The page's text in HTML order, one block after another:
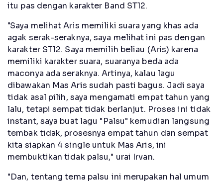
itu pas dengan karakter Band ST12.
"Saya melihat Aris memiliki suara yang khas ada
agak serak-seraknya, saya melihat ini pas dengan
karakter ST12. Saya memilih beliau (Aris) karena
memiliki karakter suara, suaranya beda ada
maconya ada seraknya. Artinya, kalau lagu
dibawakan Mas Aris sudah pasti bagus. Jadi saya
tidak asal pilih, saya mengamati empat tahun yang
lalu, tetapi sempat tidak berlanjut. Proses ini tidak
instant, saya buat lagu "Palsu" kemudian langsung
tembak tidak, prosesnya empat tahun dan sempat
kita siapkan 4 single untuk Mas Aris, ini
membuktikan tidak palsu," urai Irvan.
"Dan, tentang tema palsu ini merupakan hal umum